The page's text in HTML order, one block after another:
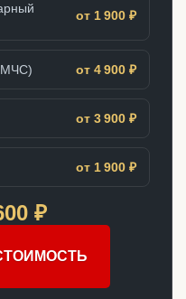
от 1 900 ₽
от 4 900 ₽
от 3 900 ₽
от 1 900 ₽
₽